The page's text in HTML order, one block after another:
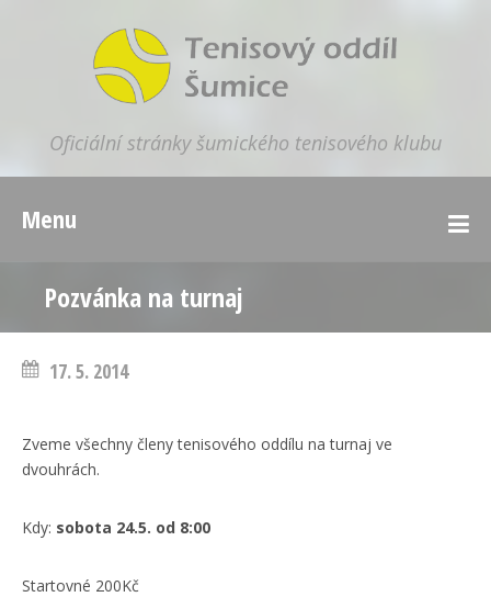
Oficiální stránky šumického tenisového klubu
Menu
Pozvánka na turnaj
17. 5. 2014
Zveme všechny členy tenisového oddílu na turnaj ve
dvouhrách.
Kdy: sobota 24.5. od 8:00
Startovné 200Kč